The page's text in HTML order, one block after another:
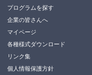
プログラムを探す
企業の皆さんへ
マイページ
各種様式ダウンロード
リンク集
個人情報保護方針